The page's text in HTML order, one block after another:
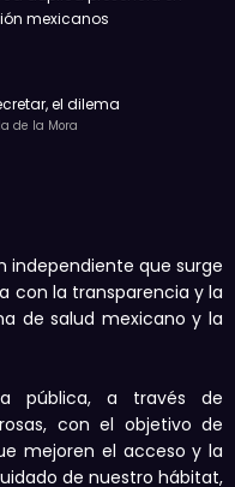
mexicanos
el dilema
de la Mora
independiente que surge
con la transparencia y la
de salud mexicano y la
pública, a través de
con el objetivo de
mejoren el acceso y la
de nuestro hábitat,